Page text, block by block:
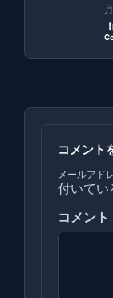
コメント
メールアド
付いてい
コメント